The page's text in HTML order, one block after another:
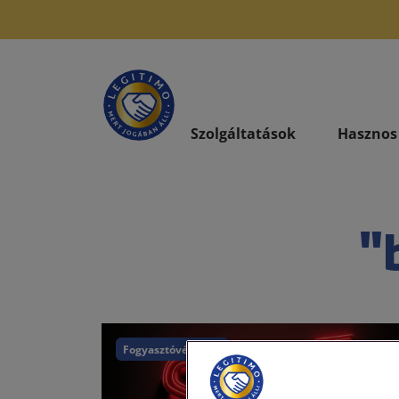
Szolgáltatások
Fogyasztóvédelem